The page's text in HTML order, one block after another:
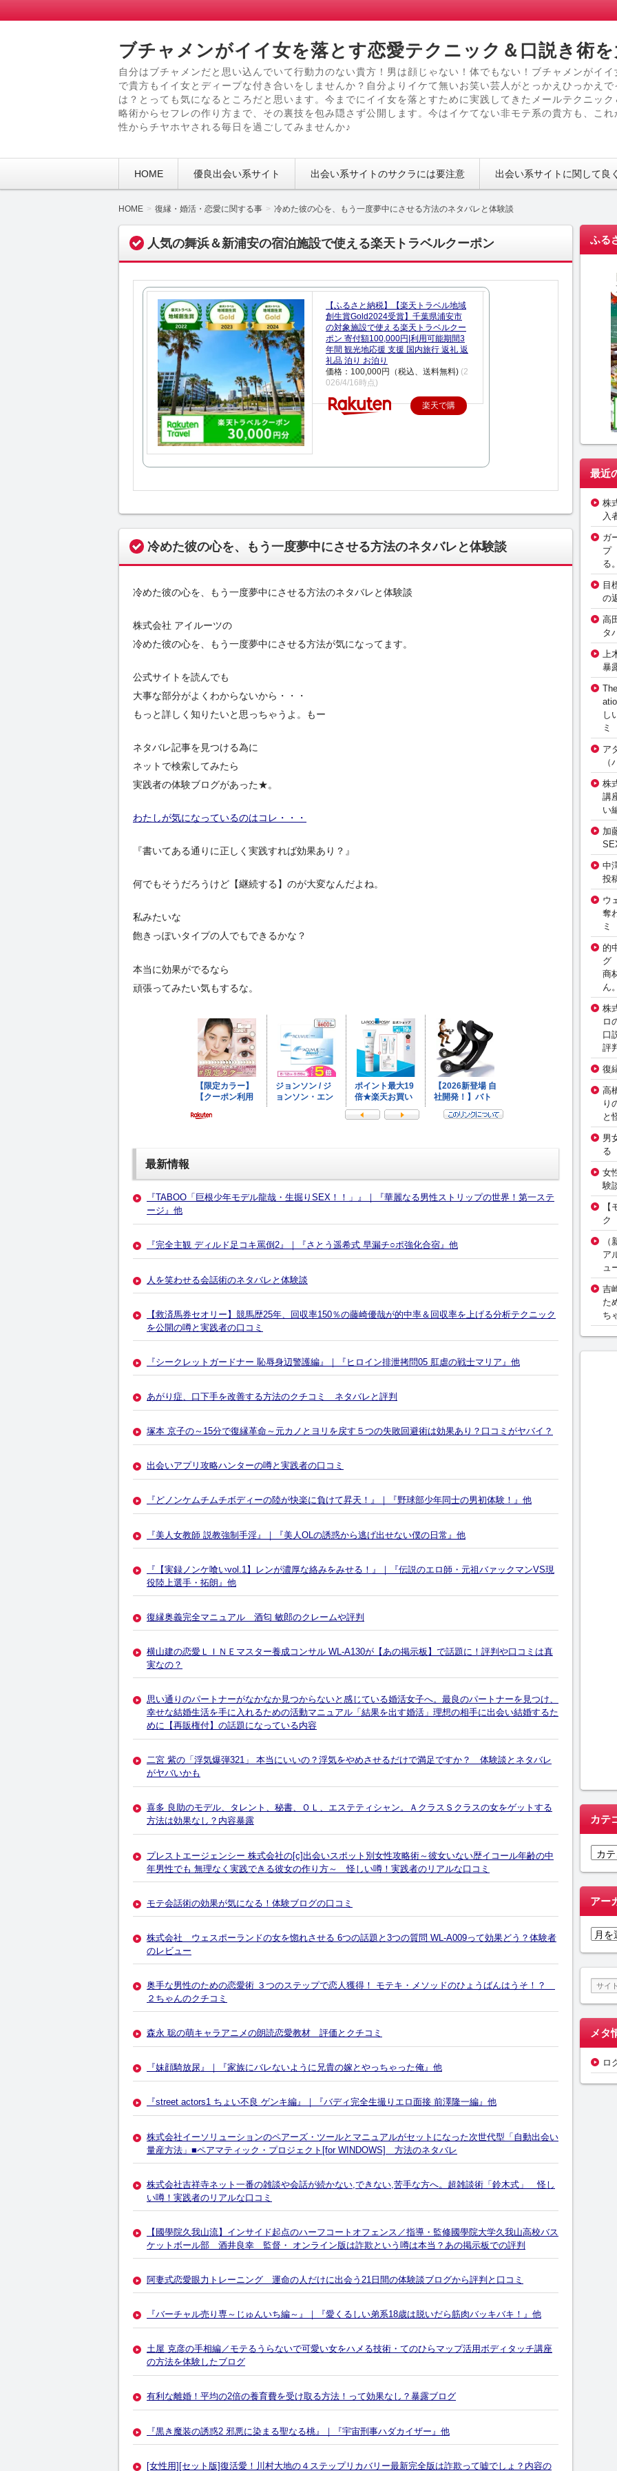
ブチャメンがイイ女を落とす恋愛テクニック＆口説き術
自分はブチャメンだと思い込んでいて行動力のない貴方！男は顔じゃない！体でもない！ブチャメンがイ
で貴方もイイ女とディープな付き合いをしませんか？自分よりイケて無いお笑い芸人がとっかえひっかえ
は？とっても気になるところだと思います。今までにイイ女を落とすために実践してきたメールテクニッ
略術からセフレの作り方まで、その裏技を包み隠さず公開します。今はイケてない非モテ系の貴方も、こ
性からチヤホヤされる毎日を過ごしてみませんか♪
HOME 優良出会い系サイト 出会い系サイトのサクラには要注意 出会い系サイトに関して良
HOME 復縁・婚活・恋愛に関する事 冷めた彼の心を、もう一度夢中にさせる方法のネタバレと体験談
人気の舞浜＆新浦安の宿泊施設で使える楽天トラベルクーポン
【ふるさと納税】【楽天トラベル地域
創生賞Gold2024受賞】千葉県浦安市
の対象施設で使える楽天トラベルクー
ポン 寄付額100,000円|利用可能期間3
年間 観光地応援 支援 国内旅行 返礼 返
礼品 泊り お泊り
価格：100,000円（税込、送料無料) (2
026/4/16時点)
楽天で購
冷めた彼の心を、もう一度夢中にさせる方法のネタバレと体験談
冷めた彼の心を、もう一度夢中にさせる方法のネタバレと体験談
株式会社 アイルーツの
冷めた彼の心を、もう一度夢中にさせる方法が気になってます。
公式サイトを読んでも
大事な部分がよくわからないから・・・
もっと詳しく知りたいと思っちゃうよ。もー
ネタバレ記事を見つける為に
ネットで検索してみたら
実践者の体験ブログがあった★。
わたしが気になっているのはコレ・・・
『書いてある通りに正しく実践すれば効果あり？』
何でもそうだろうけど【継続する】のが大変なんだよね。
私みたいな
飽きっぽいタイプの人でもできるかな？
本当に効果がでるなら
頑張ってみたい気もするな。
最新情報
『TABOO「巨根少年モデル龍哉・生掘りSEX！！」』｜『華麗なる男性ストリップの世界！第一ステ
ージ』他
『完全主観 ディルド足コキ罵倒2』｜『さとう遥希式 早漏チ○ポ強化合宿』他
人を笑わせる会話術のネタバレと体験談
【救済馬券セオリー】競馬歴25年、回収率150％の藤崎優哉が的中率＆回収率を上げる分析テクニック
を公開の噂と実践者の口コミ
『シークレットガードナー 恥辱身辺警護編』｜『ヒロイン排泄拷問05 肛虐の戦士マリア』他
あがり症、口下手を改善する方法のクチコミ ネタバレと評判
塚本 京子の～15分で復縁革命～元カノとヨリを戻す５つの失敗回避術は効果あり？口コミがヤバイ？
出会いアプリ攻略ハンターの噂と実践者の口コミ
『どノンケムチムチボディーの陸が快楽に負けて昇天！』｜『野球部少年同士の男初体験！』他
『美人女教師 説教強制手淫』｜『美人OLの誘惑から逃げ出せない僕の日常』他
『【実録ノンケ喰いvol.1】レンが濃厚な絡みをみせる！』｜『伝説のエロ師・元祖バァックマンVS現
役陸上選手・拓朗』他
復縁奥義完全マニュアル 酒匂 敏郎のクレームや評判
横山建の恋愛ＬＩＮＥマスター養成コンサル WL-A130が【あの掲示板】で話題に！評判や口コミは真
実なの？
思い通りのパートナーがなかなか見つからないと感じている婚活女子へ。最良のパートナーを見つけ、
幸せな結婚生活を手に入れるための活動マニュアル「結果を出す婚活」理想の相手に出会い結婚するた
めに【再販権付】の話題になっている内容
二宮 紫の「浮気爆弾321」 本当にいいの？浮気をやめさせるだけで満足ですか？ 体験談とネタバレ
がヤバいかも
喜多 良助のモデル、タレント、秘書、ＯＬ、エステティシャン。ＡクラスＳクラスの女をゲットする
方法は効果なし？内容暴露
プレストエージェンシー 株式会社の[c]出会いスポット別女性攻略術～彼女いない歴イコール年齢の中
年男性でも 無理なく実践できる彼女の作り方～ 怪しい噂！実践者のリアルな口コミ
モテ会話術の効果が気になる！体験ブログの口コミ
株式会社 ウェスポーランドの女を惚れさせる 6つの話題と3つの質問 WL-A009って効果どう？体験者
のレビュー
奥手な男性のための恋愛術 ３つのステップで恋人獲得！ モテキ・メソッドのひょうばんはうそ！？
２ちゃんのクチコミ
森永 聡の萌キャラアニメの朗読恋愛教材 評価とクチコミ
『妹顔騎放尿』｜『家族にバレないように兄貴の嫁とやっちゃった俺』他
『street actors1 ちょい不良 ゲンキ編』｜『バディ完全生撮りエロ面接 前澤隆一編』他
株式会社イーソリューションのペアーズ・ツールとマニュアルがセットになった次世代型「自動出会い
量産方法」■ペアマティック・プロジェクト[for WINDOWS] 方法のネタバレ
株式会社吉祥寺ネット一番の雑談や会話が続かない,できない,苦手な方へ。超雑談術「鈴木式」 怪し
い噂！実践者のリアルな口コミ
【國學院久我山流】インサイド起点のハーフコートオフェンス／指導・監修國學院大学久我山高校バス
ケットボール部 酒井良幸 監督・ オンライン版は詐欺という噂は本当？あの掲示板での評判
阿妻式恋愛眼力トレーニング 運命の人だけに出会う21日間の体験談ブログから評判と口コミ
『バーチャル売り専～じゅんいち編～』｜『愛くるしい弟系18歳は脱いだら筋肉バッキバキ！』他
土屋 克彦の手相編／モテるうらないで可愛い女をハメる技術・てのひらマップ活用ボディタッチ講座
の方法を体験したブログ
有利な離婚！平均の2倍の養育費を受け取る方法！って効果なし？暴露ブログ
『黒き魔装の誘惑2 邪悪に染まる聖なる桃』｜『宇宙刑事ハダカイザー』他
[女性用][セット版]復活愛！川村大地の４ステップリカバリー最新完全版は詐欺って嘘でしょ？内容の
ふる
最近
株
入
ガ
プ
る
目
の
高
タ
上
暴
し
ミ
ア
株
講
い
加
中
投
ウ
奪
ミ
的
グ
商
ん
株
ロ
口
評
復
高
り
と
男
る
女
験
ク
ア
ュ
吉
た
ち
カテ
カ
ー
アー
ア
イ
ブ
メタ
ロ